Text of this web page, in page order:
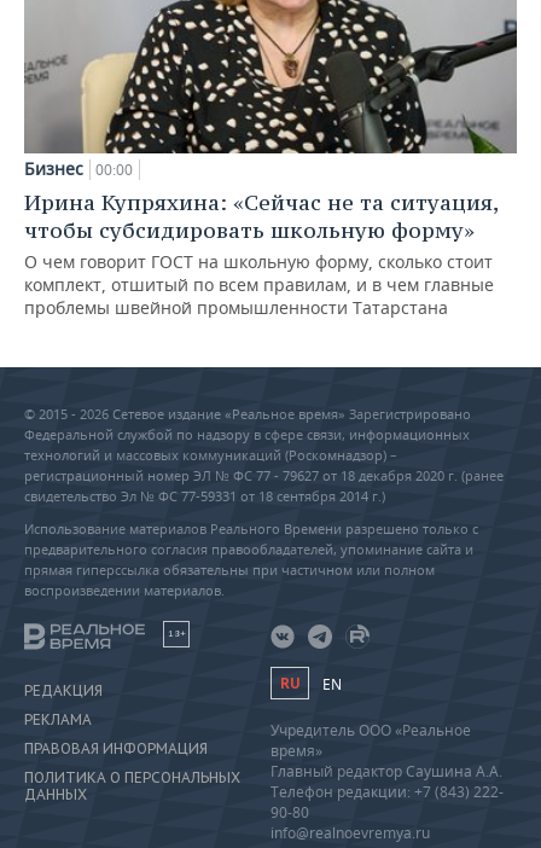
Бизнес 00:00
Ирина Купряхина: «Сейчас не та ситуация,
чтобы субсидировать школьную форму»
О чем говорит ГОСТ на школьную форму, сколько стоит
комплект, отшитый по всем правилам, и в чем главные
проблемы швейной промышленности Татарстана
© 2015 - 2026 Сетевое издание «Реальное время» Зарегистрировано
Федеральной службой по надзору в сфере связи, информационных
технологий и массовых коммуникаций (Роскомнадзор) –
регистрационный номер ЭЛ № ФС 77 - 79627 от 18 декабря 2020 г. (ранее
свидетельство Эл № ФС 77-59331 от 18 сентября 2014 г.)
Использование материалов Реального Времени разрешено только с
предварительного согласия правообладателей, упоминание сайта и
прямая гиперссылка обязательны при частичном или полном
воспроизведении материалов.
18+
РЕДАКЦИЯ
РЕКЛАМА
ПРАВОВАЯ ИНФОРМАЦИЯ
ПОЛИТИКА О ПЕРСОНАЛЬНЫХ
ДАННЫХ
RU EN
Учредитель ООО «Реальное
время»
Главный редактор Саушина А.А.
Телефон редакции: +7 (843) 222-
90-80
info@realnoevremya.ru